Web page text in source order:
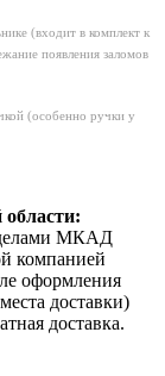
(входит в комплект к
появления заломов
(особенно ручки у
МКАД
компанией
оформления
доставки)
доставка.